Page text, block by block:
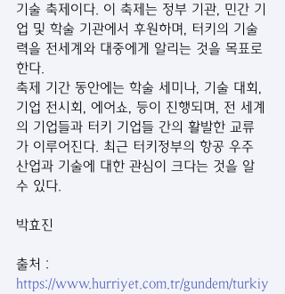
기술 축제이다. 이 축제는 정부 기관, 민간 기
업 및 학술 기관에서 후원하며, 터키의 기술
력을 전세계와 대중에게 알리는 것을 목표로
한다.
축제 기간 동안에는 학술 세미나, 기술 대회,
기업 전시회, 에어쇼, 등이 진행되며, 전 세계
의 기업들과 터키 기업들 간의 활발한 교류
가 이루어진다. 최근 터키정부의 항공 우주
산업과 기술에 대한 관심이 크다는 것을 알
수 있다.
박효진
출처 :
https://www.hurriyet.com.tr/gundem/turkiy